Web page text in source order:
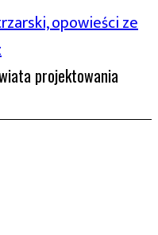
projektowania